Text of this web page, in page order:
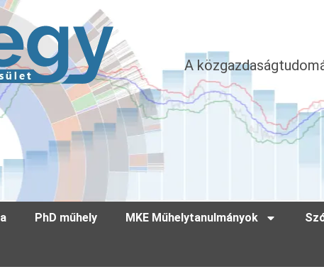
A
PhD műhely MKE Műhelytanulmányok